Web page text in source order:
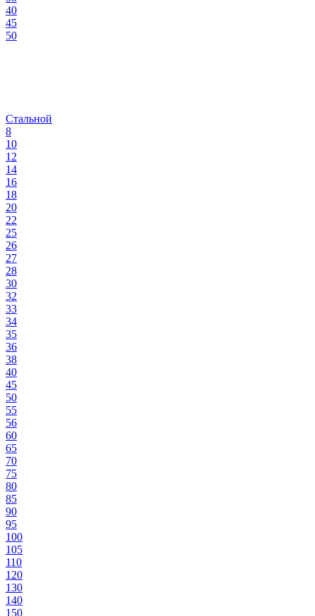
40
45
50
Стальной
8
10
12
14
16
18
20
22
25
26
27
28
30
32
33
34
35
36
38
40
45
50
55
56
60
65
70
75
80
85
90
95
100
105
110
120
130
140
150